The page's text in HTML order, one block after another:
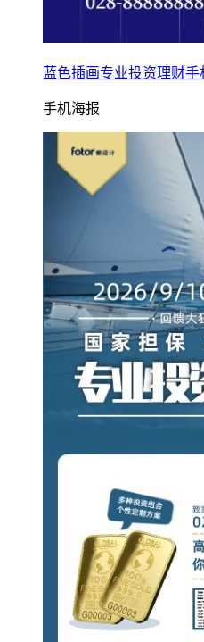
蓝色插画专业投资理财手
手机海报